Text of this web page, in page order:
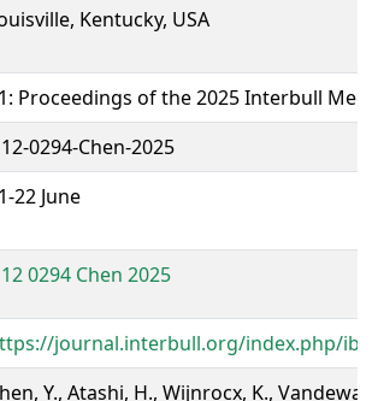
Kentucky, USA
Proceedings of the 2025 Interbull
0294-Chen-2025
22 June
0294 Chen 2025
journal.interbull.org/index.php/ib/
Y., Atashi, H., Wijnrocx, K.,